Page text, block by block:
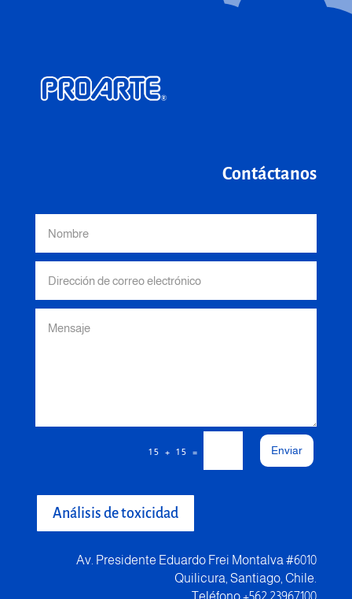
Contáctanos
15 + 15 = Enviar
Análisis de toxicidad
Av. Presidente Eduardo Frei Montalva #6010
Quilicura, Santiago, Chile.
Teléfono +562 23967100